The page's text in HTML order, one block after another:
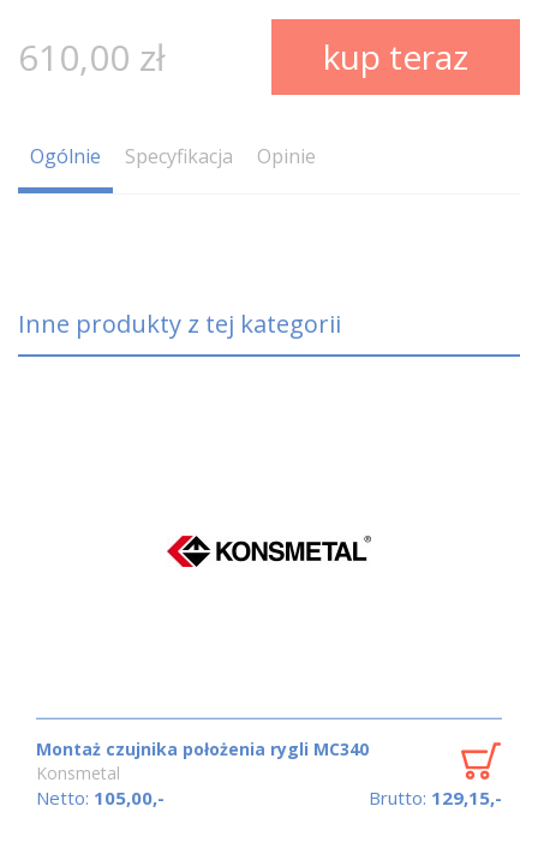
610,00 zł
kup teraz
Ogólnie Specyfikacja Opinie
Inne produkty z tej kategorii
rygli MC340
Brutto:
Montaż czujnika położenia
105,00,-